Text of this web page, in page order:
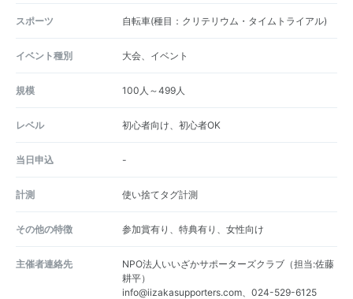
スポーツ 自転車(種目：クリテリウム・タイムトライアル)
イベント種別 大会、イベント
規模 100人～499人
レベル 初心者向け、初心者OK
当日申込 -
計測 使い捨てタグ計測
その他の特徴 参加賞有り、特典有り、女性向け
主催者連絡先
NPO法人いいざかサポーターズクラブ（担当:佐藤
耕平）
info@iizakasupporters.com、024-529-6125